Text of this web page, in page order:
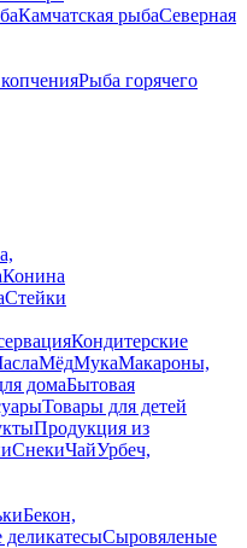
Камчатская рыбаСеверная
Рыба горячего
Конина
Стейки
Кондитерские
МёдМукаМакароны,
домаБытовая
Товары для детей
Продукция из
СнекиЧайУрбеч,
Бекон,
Сыровяленые